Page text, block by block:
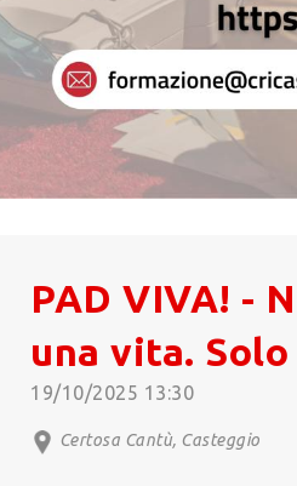
PAD VIVA! -
una vita.
19/10/2025 13:30
Certosa Cantù, Casteggio